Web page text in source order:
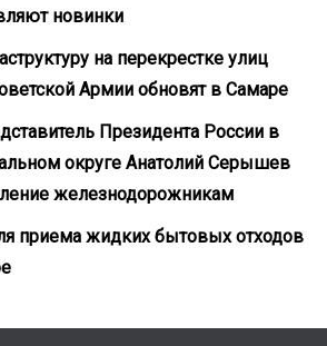
новинки
на перекрестке улиц
Армии обновят в Самаре
Президента России в
округе Анатолий Серышев
железнодорожникам
приема жидких бытовых отходов